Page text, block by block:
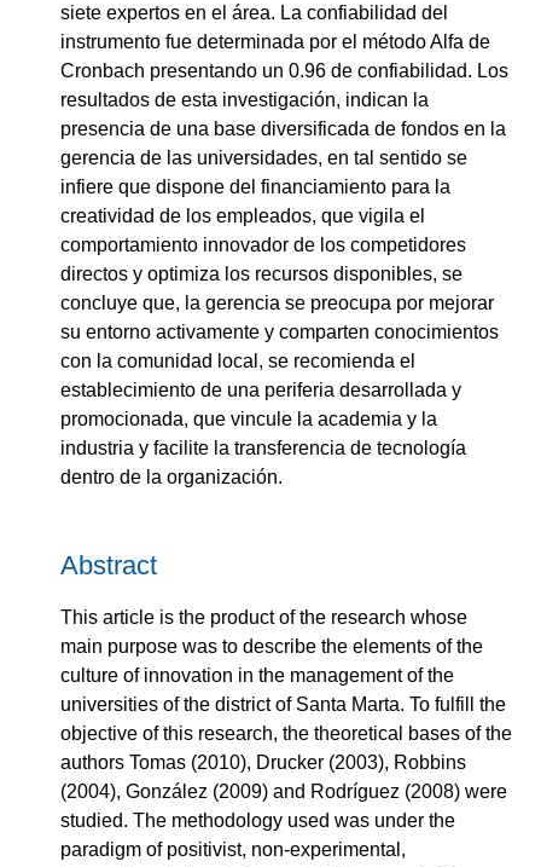
siete expertos en el área. La confiabilidad del
instrumento fue determinada por el método Alfa de
Cronbach presentando un 0.96 de confiabilidad. Los
resultados de esta investigación, indican la
presencia de una base diversificada de fondos en la
gerencia de las universidades, en tal sentido se
infiere que dispone del financiamiento para la
creatividad de los empleados, que vigila el
comportamiento innovador de los competidores
directos y optimiza los recursos disponibles, se
concluye que, la gerencia se preocupa por mejorar
su entorno activamente y comparten conocimientos
con la comunidad local, se recomienda el
establecimiento de una periferia desarrollada y
promocionada, que vincule la academia y la
industria y facilite la transferencia de tecnología
dentro de la organización.
Abstract
This article is the product of the research whose
main purpose was to describe the elements of the
culture of innovation in the management of the
universities of the district of Santa Marta. To fulfill the
objective of this research, the theoretical bases of the
authors Tomas (2010), Drucker (2003), Robbins
(2004), González (2009) and Rodríguez (2008) were
studied. The methodology used was under the
paradigm of positivist, non-experimental,